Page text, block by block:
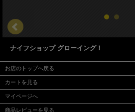
ナイフショップ グローイング！
お店のトップへ戻る
カートを見る
マイページへ
商品レビューを見る